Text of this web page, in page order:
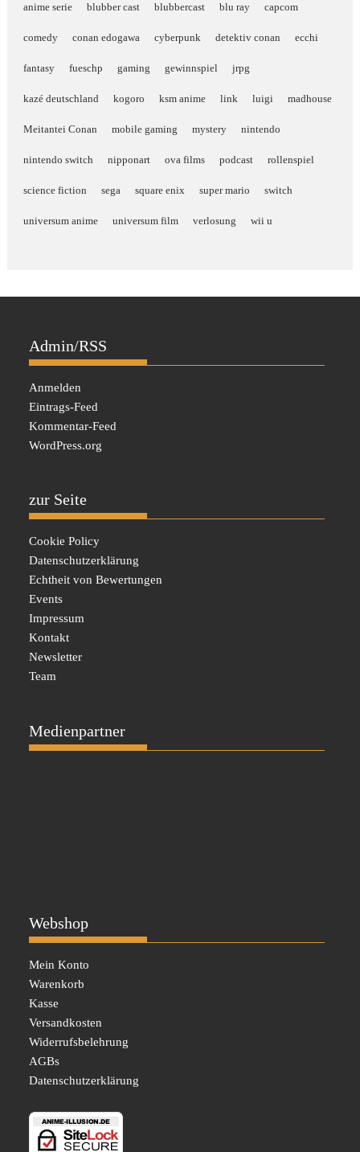
anime serie blubber cast blubbercast blu ray capcom
comedy conan edogawa cyberpunk detektiv conan ecchi
fantasy fueschp gaming gewinnspiel jrpg
kazé deutschland kogoro ksm anime link luigi madhouse
Meitantei Conan mobile gaming mystery nintendo
nintendo switch nipponart ova films podcast rollenspiel
science fiction sega square enix super mario switch
universum anime universum film verlosung wii u
Admin/RSS
Anmelden
Eintrags-Feed
Kommentar-Feed
WordPress.org
zur Seite
Cookie Policy
Datenschutzerklärung
Echtheit von Bewertungen
Events
Impressum
Kontakt
Newsletter
Team
Medienpartner
Webshop
Mein Konto
Warenkorb
Kasse
Versandkosten
Widerrufsbelehrung
AGBs
Datenschutzerklärung